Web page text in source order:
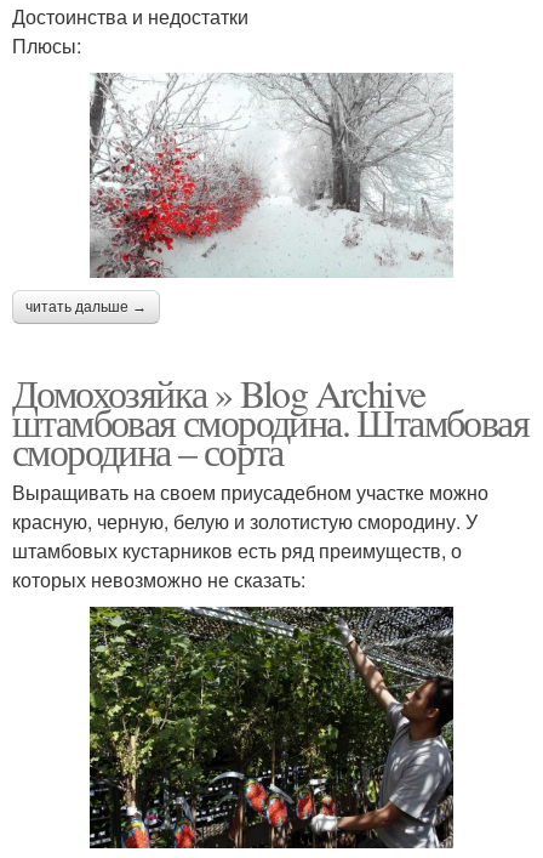
Достоинства и недостатки
Плюсы:
читать дальше →
Домохозяйка » Blog Archive
штамбовая смородина. Штамбовая
смородина – сорта
Выращивать на своем приусадебном участке можно
красную, черную, белую и золотистую смородину. У
штамбовых кустарников есть ряд преимуществ, о
которых невозможно не сказать: